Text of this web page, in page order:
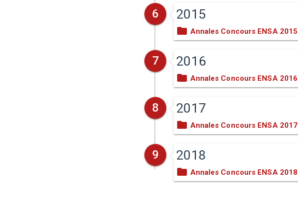
6 2015
Annales Concours ENSA 2015
7 2016
Annales Concours ENSA 2016
8 2017
Annales Concours ENSA 2017
9 2018
Annales Concours ENSA 2018